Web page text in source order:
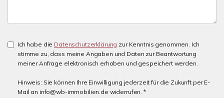
Ich habe die Datenschutzerklärung zur Kenntnis genommen. Ich
stimme zu, dass meine Angaben und Daten zur Beantwortung
meiner Anfrage elektronisch erhoben und gespeichert werden.
Hinweis: Sie können Ihre Einwilligung jederzeit für die Zukunft per E-
Mail an info@wb-immobilien.de widerrufen. *